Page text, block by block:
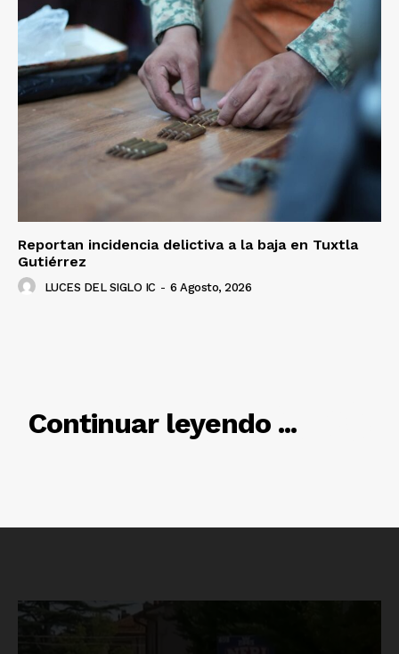
Luces
Reportan incidencia delictiva a la baja en Tuxtla
Gutiérrez
LUCES DEL SIGLO IC - 6 Agosto, 2026
Continuar leyendo ...
RELACIONADO